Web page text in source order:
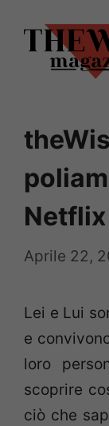
contenuto
Netflix
Aprile 22,
Lei e Lui
e
loro
scoprire
ciò che